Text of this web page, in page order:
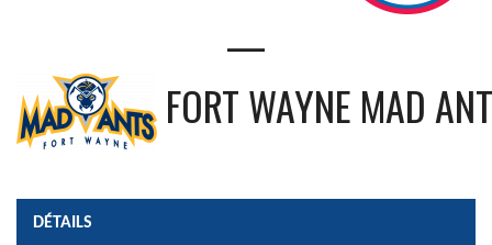
—
FORT WAYNE MAD
DÉTAILS